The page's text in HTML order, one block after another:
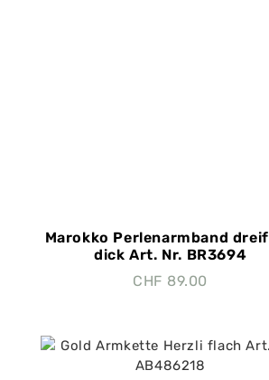
Marokko Perlenarmband
dick Art. Nr. BR3694
CHF 89.00